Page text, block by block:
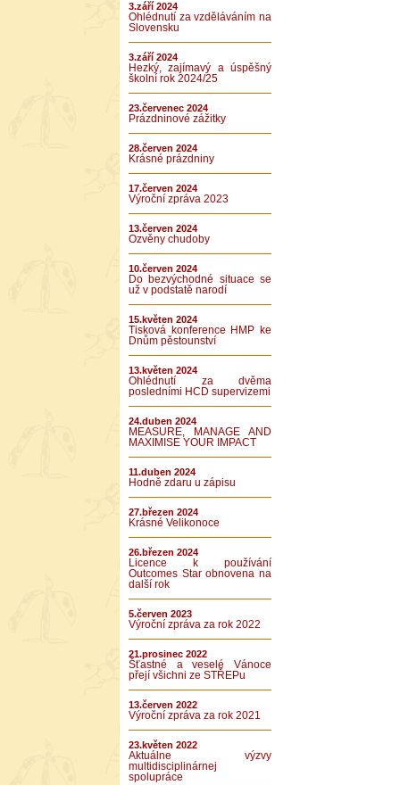
3.září 2024
Ohlédnutí za vzděláváním na
Slovensku
3.září 2024
Hezký, zajímavý a úspěšný
školní rok 2024/25
23.červenec 2024
Prázdninové zážitky
28.červen 2024
Krásné prázdniny
17.červen 2024
Výroční zpráva 2023
13.červen 2024
Ozvěny chudoby
10.červen 2024
Do bezvýchodné situace se
už v podstatě narodí
15.květen 2024
Tisková konference HMP ke
Dnům pěstounství
13.květen 2024
Ohlédnutí za dvěma
posledními HCD supervizemi
24.duben 2024
MEASURE, MANAGE AND
MAXIMISE YOUR IMPACT
11.duben 2024
Hodně zdaru u zápisu
27.březen 2024
Krásné Velikonoce
26.březen 2024
Licence k používání
Outcomes Star obnovena na
další rok
5.červen 2023
Výroční zpráva za rok 2022
21.prosinec 2022
Šťastné a veselé Vánoce
přejí všichni ze STŘEPu
13.červen 2022
Výroční zpráva za rok 2021
23.květen 2022
Aktuálne výzvy
multidisciplinárnej
spolupráce